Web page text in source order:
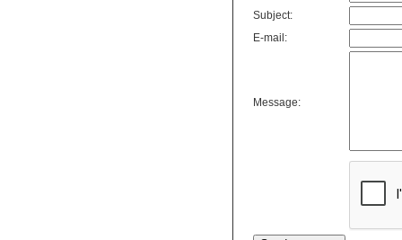
Subject:
E-mail:
Message: